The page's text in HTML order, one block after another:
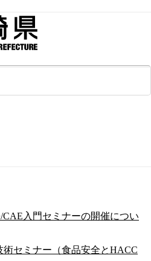
CAE入門セミナーの開催につい
術セミナー（食品安全とHACC